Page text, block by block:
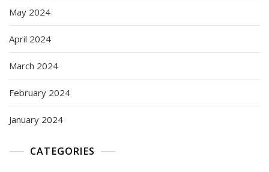
May 2024
April 2024
March 2024
February 2024
January 2024
CATEGORIES